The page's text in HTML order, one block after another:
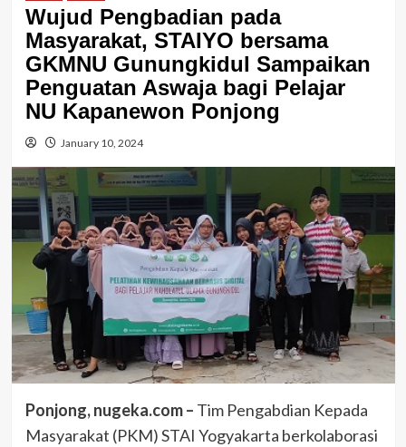
Wujud Pengbadian pada
Masyarakat, STAIYO bersama
GKMNU Gunungkidul Sampaikan
Penguatan Aswaja bagi Pelajar
NU Kapanewon Ponjong
January 10, 2024
Ponjong, nugeka.com – Tim Pengabdian Kepada
Masyarakat (PKM) STAI Yogyakarta berkolaborasi